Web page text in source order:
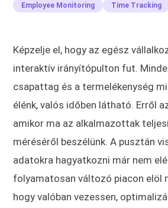
Employee Monitoring
Time Tracking
Képzelje el, hogy az egész
interaktív irányítópulton fut.
csapattag és a termelékenység
élénk, valós időben látható. Erről
amikor ma az alkalmazottak
méréséről beszélünk. A pusztán
adatokra hagyatkozni már nem
folyamatosan változó piacon elöl
hogy valóban vezessen,